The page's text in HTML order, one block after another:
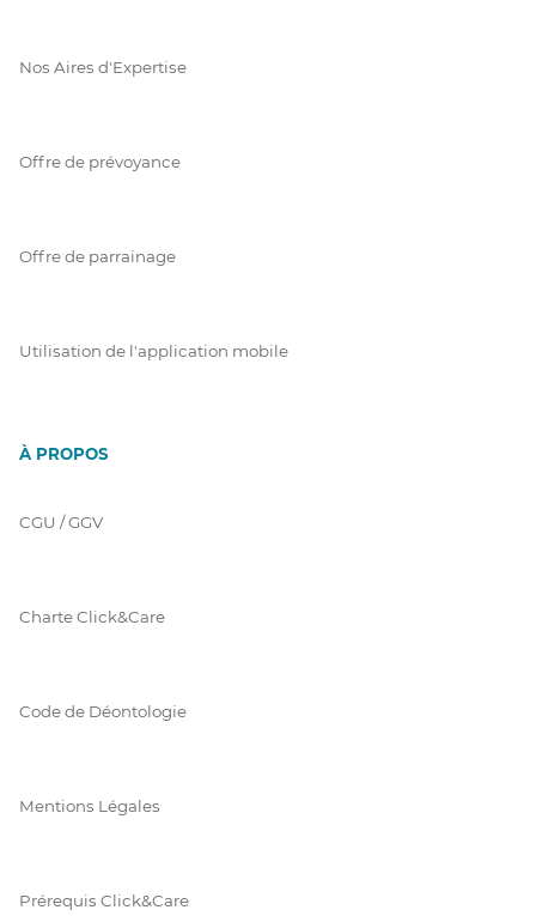
Nos Aires d'Expertise
Offre de prévoyance
Offre de parrainage
Utilisation de l'application mobile
À PROPOS
CGU / GGV
Charte Click&Care
Code de Déontologie
Mentions Légales
Prérequis Click&Care